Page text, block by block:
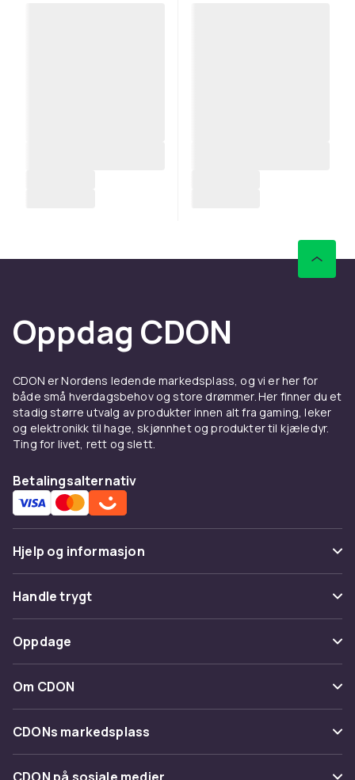
Oppdag CDON
CDON er Nordens ledende markedsplass, og vi er her for
både små hverdagsbehov og store drømmer. Her finner du et
stadig større utvalg av produkter innen alt fra gaming, leker
og elektronikk til hage, skjønnhet og produkter til kjæledyr.
Ting for livet, rett og slett.
Betalingsalternativ
Hjelp og informasjon
Vanlige spørsmål
Spor pakke
Angre & returner her
Kontakt oss
Handle trygt
Betaling
Levering
Tilbakekallinger
Oppdage
Kategorier
Varemerker
Om CDON
Om oss
Kundeanmeldelser
CDONs markedsplass
Merchant Help Center